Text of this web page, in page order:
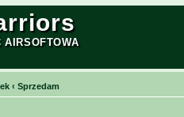
AIRSOFTOWA
‹ Sprzedam